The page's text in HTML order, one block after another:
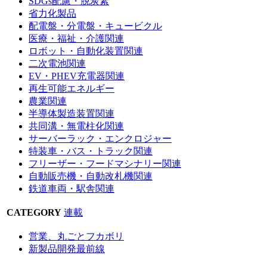
省力化製品
配電盤・分電盤・キュービクル
医療・福祉・介護関連
ロボット・自動化装置関連
二次電池関連
EV・PHEV充電器関連
再生可能エネルギー
農業関連
半導体製造装置関連
共同溝・無電柱化関連
サーバーラック・エンクロジャー
特装車・バス・トラック関連
フリーザー・フードマシナリー関連
自動販売機・自動改札機関連
鉄道車両・駅舎関連
CATEGORY 連載
営業、丸ごとフカボリ
新製品開発最前線